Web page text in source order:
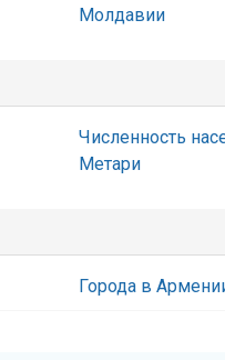
Молдавии
Численность
Метари
Города в